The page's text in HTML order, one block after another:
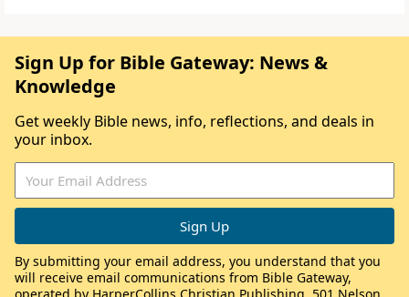
Sign Up for Bible Gateway: News &
Knowledge
Get weekly Bible news, info, reflections, and deals in
your inbox.
By submitting your email address, you understand that you
will receive email communications from Bible Gateway,